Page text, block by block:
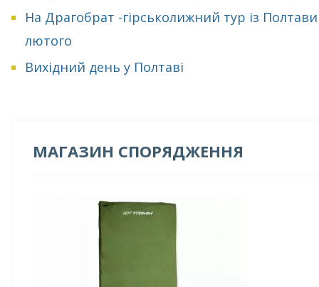
На Драгобрат -гірськолижний тур із
лютого
Вихідний день у Полтаві
МАГАЗИН СПОРЯДЖЕННЯ